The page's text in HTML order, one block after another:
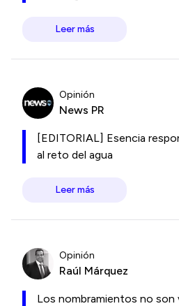
Leer más
Opinión
News PR
[EDITORIAL] Esencia
al reto del agua
Leer más
Opinión
Raúl Márquez
Los nombramientos no son